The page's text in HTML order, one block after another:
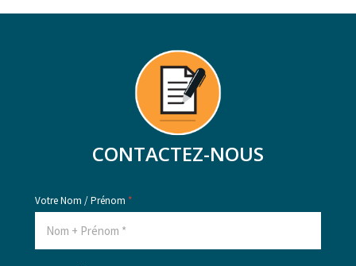
CONTACTEZ-NOUS
Votre Nom / Prénom *